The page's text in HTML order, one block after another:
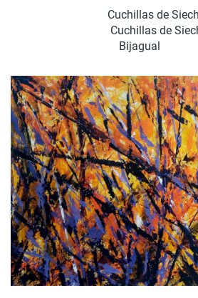
Cuchillas de
Cuchillas de
Bijagual